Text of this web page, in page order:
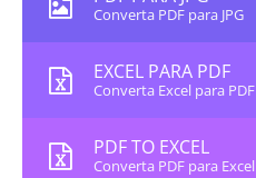
Converta PDF para JPG
EXCEL PARA PDF
Converta Excel para PDF
PDF TO EXCEL
Converta PDF para Excel